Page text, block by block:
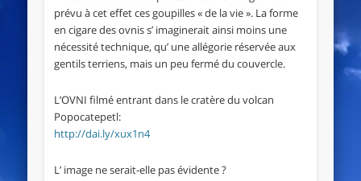
prévu à cet effet ces goupilles « de la vie ». La forme
en cigare des ovnis s’ imaginerait ainsi moins une
nécessité technique, qu’ une allégorie réservée aux
gentils terriens, mais un peu fermé du couvercle.
L’OVNI filmé entrant dans le cratère du volcan
Popocatepetl:
http://dai.ly/xux1n4
L’ image ne serait-elle pas évidente ?